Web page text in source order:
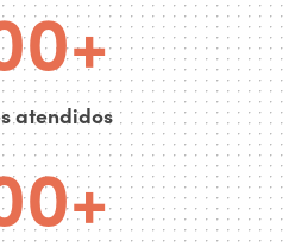
0+
atendidos
0
0+